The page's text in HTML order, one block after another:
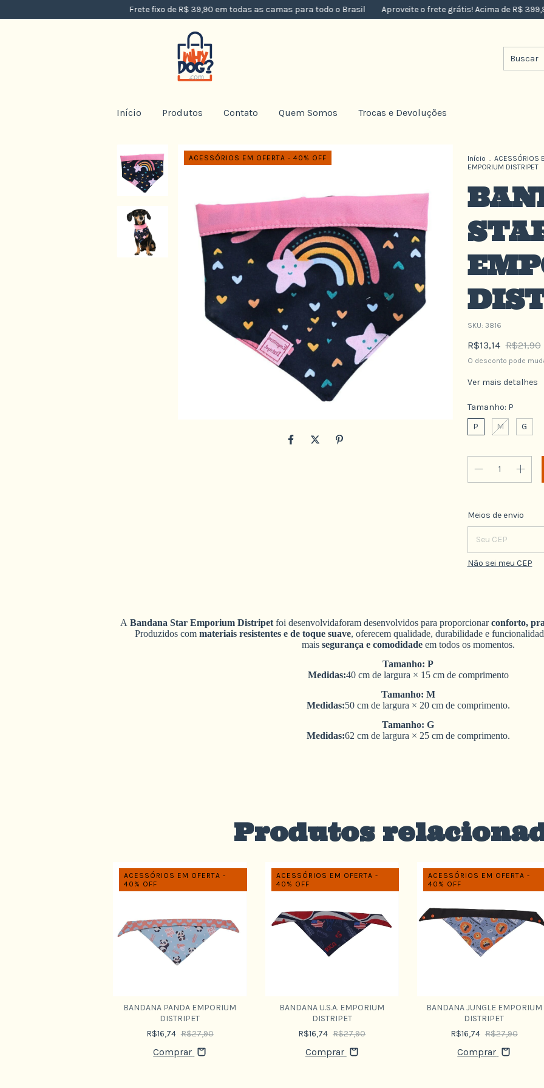
Frete fixo de R$ 39,90 em todas as camas para todo o Brasil Aproveite o frete grátis! Acima de R$ 399,90
Início Produtos Contato Quem Somos Trocas e Devoluções
ACESSÓRIOS EM OFERTA - 40% OFF Início . ACESSÓRIOS
EMPORIUM DISTRIPET
SKU: 3816
R$13,14 R$21,90
O desconto pode
Ver mais detalhes
Tamanho: P
P
M G
Entregas para o
Meios de envio
Não sei meu CEP
A Bandana Star Emporium Distripetfoi desenvolvidaforam desenvolvidos para proporcionarconforto,
Produzidos com materiais resistentes e de toque suave, oferecem qualidade, durabilidade e
mais segurança e comodidadeem todos os momentos.
Tamanho: P
Medidas:40 cm de largura × 15 cm de comprimento
Tamanho: M
Medidas:50 cm de largura × 20 cm de comprimento.
Tamanho: G
Medidas:62 cm de largura × 25 cm de comprimento.
Produtos
ACESSÓRIOS EM OFERTA -
40% OFF
BANDANA PANDA EMPORIUM
DISTRIPET
R$16,74 R$27,90
Comprar
ACESSÓRIOS EM OFERTA -
40% OFF
BANDANA U.S.A. EMPORIUM
DISTRIPET
R$16,74 R$27,90
Comprar
ACESSÓRIOS EM OFERTA -
40% OFF
BANDANA JUNGLE EMPORIUM
DISTRIPET
R$16,74 R$27,90
Comprar